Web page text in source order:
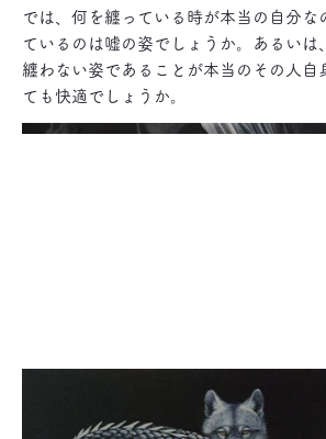
では、何を纏っている時が本当の自分な
ているのは嘘の姿でしょうか。あるいは
纏わない姿であることが本当のその人自
ても快適でしょうか。